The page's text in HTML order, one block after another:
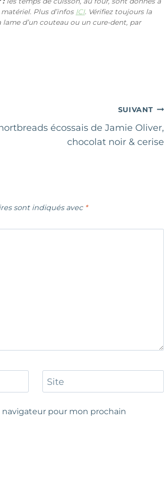
Plus d’infos ICI. Vérifiez toujours la
d’un couteau ou un cure-dent, par
SUIVANT
écossais de Jamie Oliver,
chocolat noir & cerise
sont indiqués avec *
Site
pour mon prochain